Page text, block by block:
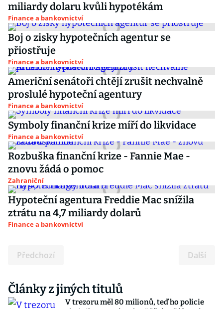
miliardy dolaru kvůli hypotékám
Finance a bankovnictví
Boj o zisky hypotečních agentur se
přiostřuje
Finance a bankovnictví
Američní senátoři chtějí zrušit nechvalně
proslulé hypoteční agentury
Finance a bankovnictví
Symboly finanční krize míří do likvidace
Finance a bankovnictví
Rozbuška finanční krize - Fannie Mae -
znovu žádá o pomoc
Zahraniční
Hypoteční agentura Freddie Mac snížila
ztrátu na 4,7 miliardy dolarů
Finance a bankovnictví
Předchozí Další
Články z jiných titulů
V trezoru měl 80 milionů, teď ho policie